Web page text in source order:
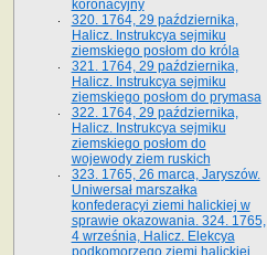
koronacyjny
320. 1764, 29 października,
Halicz. Instrukcya sejmiku
ziemskiego posłom do króla
321. 1764, 29 października,
Halicz. Instrukcya sejmiku
ziemskiego posłom do prymasa
322. 1764, 29 października,
Halicz. Instrukcya sejmiku
ziemskiego posłom do
wojewody ziem ruskich
323. 1765, 26 marca, Jaryszów.
Uniwersał marszałka
konfederacyi ziemi halickiej w
sprawie okazowania. 324. 1765,
4 września, Halicz. Elekcya
podkomorzego ziemi halickiej